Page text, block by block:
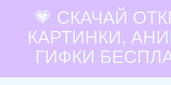
💗 СКАЧАЙ
КАРТИНКИ,
ГИФКИ